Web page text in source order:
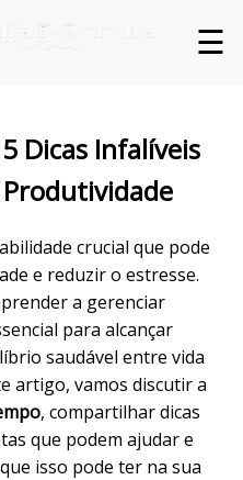
☰
Dicas Infalíveis
crucial que pode
e reduzir o estresse.
a gerenciar
para alcançar
saudável entre vida
artigo, vamos discutir a
, compartilhar dicas
que podem ajudar e
isso pode ter na sua